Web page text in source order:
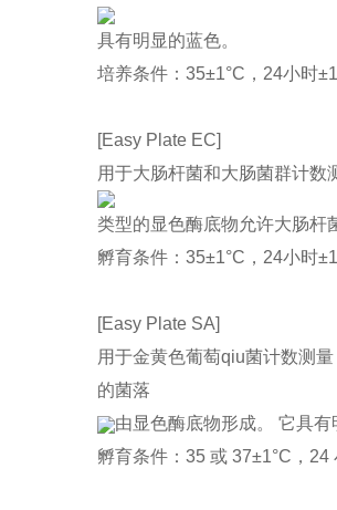
具有明显的蓝色。
培养条件：35±1°C，24小时
[Easy Plate EC]
用于大肠杆菌和大肠菌群计数
类型的显色酶底物允许大肠杆
孵育条件：35±1°C，24小时
[Easy Plate SA]
用于金黄色葡萄qiu菌计数测
的菌落
由显色酶底物形成。 它具有
孵育条件：35 或 37±1°C，24